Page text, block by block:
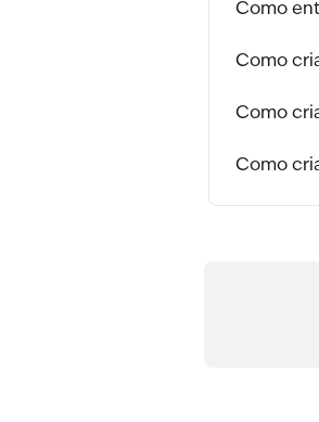
Como
Como
Como
Como